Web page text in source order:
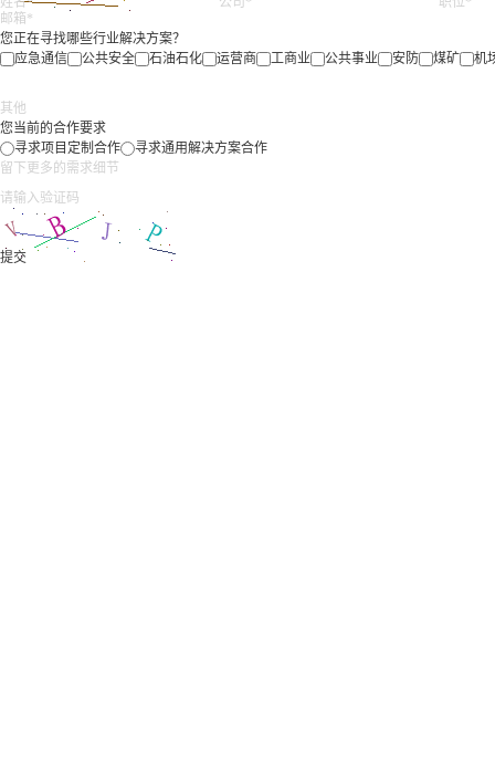
您正在寻找哪些行业解决方案？
应急通信
公共安全 石油石化 运营商 工商业 公共事业 安防 煤矿 机
您当前的合作要求
寻求项目定制合作
寻求通用解决方案合作
你想收到科立讯的最新消息吗